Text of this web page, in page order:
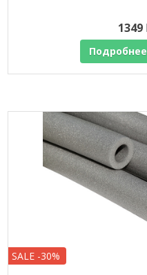
1349
Подробнее
SALE -30%